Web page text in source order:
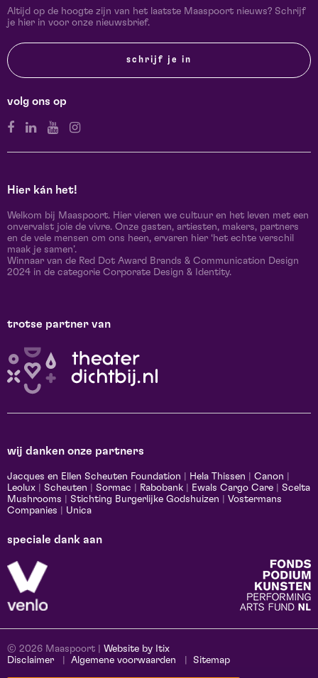
Altijd op de hoogte zijn van het laatste Maaspoort nieuws? Schrijf
je hier in voor onze nieuwsbrief.
schrijf je in
volg ons op
Hier kán het!
Welkom bij Maaspoort. Hier vieren we cultuur en het leven met een
onvervalst joie de vivre. Onze gasten, artiesten, makers, partners
en de vele mensen om ons heen, ervaren hier ‘het echte verschil
maak je samen’.
Winnaar van de Red Dot Award Brands & Communication Design
2024 in de categorie Corporate Design & Identity.
trotse partner van
wij danken onze partners
Jacques en Ellen Scheuten Foundation Hela Thissen Canon
Leolux
Scheuten Sormac Rabobank Ewals Cargo Care
Scelta
Mushrooms
Stichting Burgerlijke Godshuizen
Vostermans
Companies
Unica
speciale dank aan
© 2026 Maaspoort | Website by Itix
Disclaimer
Algemene voorwaarden Sitemap